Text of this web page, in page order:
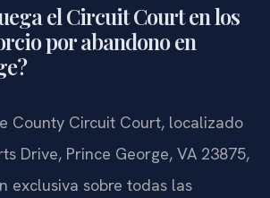
el Circuit Court en los
por abandono en
County Circuit Court, localizado
Drive, Prince George, VA 23875,
exclusiva sobre todas las